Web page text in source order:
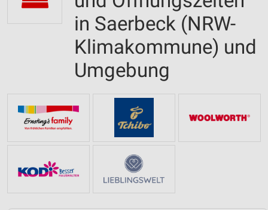
in Saerbeck (NRW-
Klimakommune) und
Umgebung